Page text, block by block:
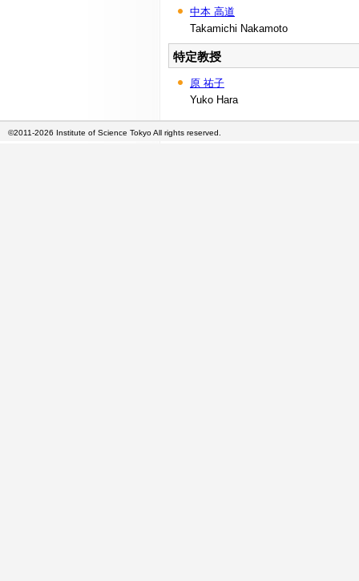
中本 高道
Takamichi Nakamoto
特定教授
原 祐子
Yuko Hara
©2011-2026 Institute of Science Tokyo All rights reserved.